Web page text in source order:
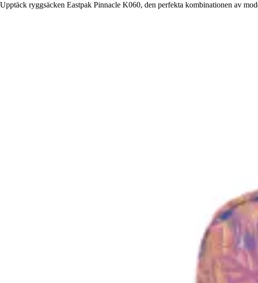
Upptäck ryggsäcken Eastpak Pinnacle K060, den perfekta kombinationen av